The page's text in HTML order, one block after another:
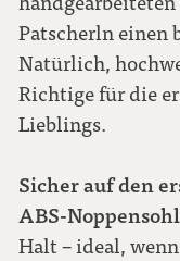
Patscherln einen
Natürlich,
Richtige für die
Lieblings.
Sicher auf den
ABS-
Halt – ideal,